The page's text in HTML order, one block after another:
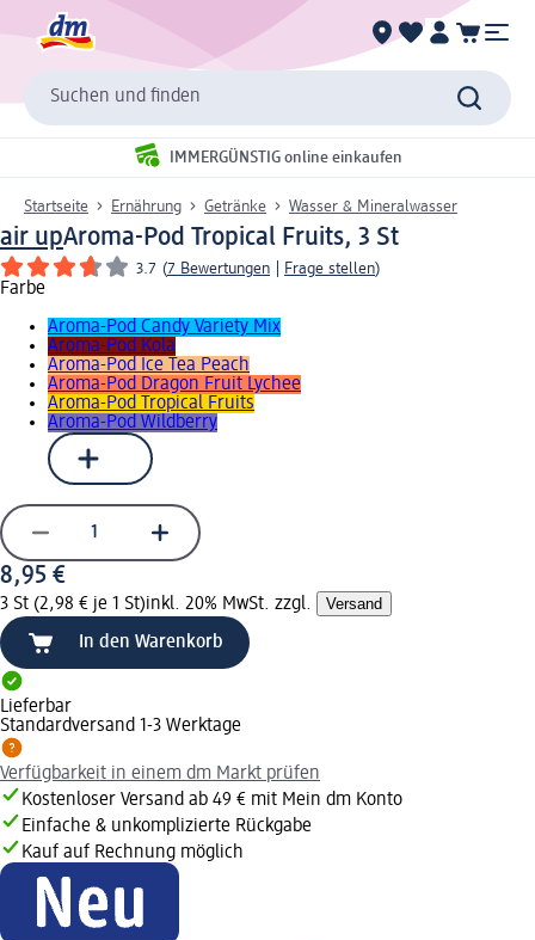
Suchen und finden
IMMERGÜNSTIG online einkaufen
Startseite Ernährung Getränke Wasser & Mineralwasser
air upAroma-Pod Tropical Fruits, 3 St
3.7 (7 Bewertungen Frage stellen)
Farbe
Aroma-Pod Candy Variety Mix
Aroma-Pod Kola
Aroma-Pod Ice Tea Peach
Aroma-Pod Dragon Fruit Lychee
Aroma-Pod Tropical Fruits
Aroma-Pod Wildberry
8,95 €
3 St (2,98 € je 1 St)inkl. 20% MwSt. zzgl. Versand
In den Warenkorb
Lieferbar
Standardversand 1-3 Werktage
Verfügbarkeit in einem dm Markt prüfen
Kostenloser Versand ab 49 € mit Mein dm Konto
Einfache & unkomplizierte Rückgabe
Kauf auf Rechnung möglich